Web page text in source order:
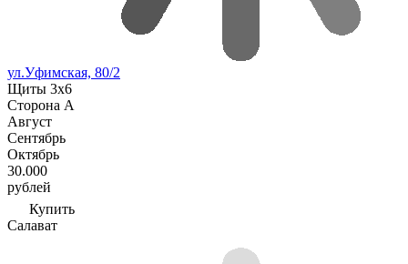
ул.Уфимская, 80/2
Щиты 3х6
Сторона А
Август
Сентябрь
Октябрь
30.000
рублей
Купить
Салават